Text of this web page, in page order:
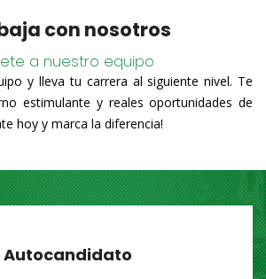
con nosotros
a nuestro equipo
y lleva tu carrera al siguiente nivel. Te
estimulante y reales oportunidades de
hoy y marca la diferencia!
Autocandidato